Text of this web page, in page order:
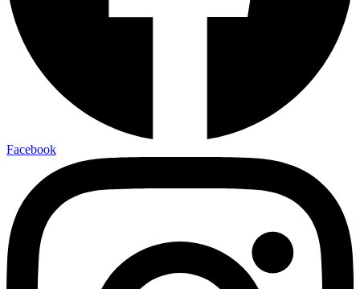
Facebook